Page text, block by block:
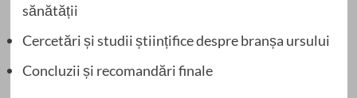
sănătății
Cercetări și studii științifice despre branșa ursului
Concluzii și recomandări finale